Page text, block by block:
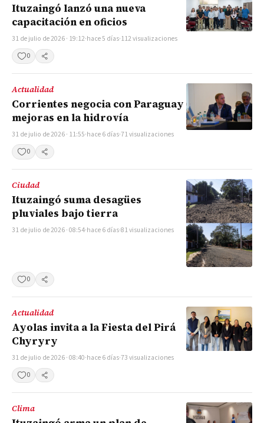
Ituzaingó lanzó una nueva
capacitación en oficios
31 de julio de 2026 · 19:12·hace 5 días·112 visualizaciones
0
Compartir
Actualidad
Corrientes negocia con Paraguay
mejoras en la hidrovía
31 de julio de 2026 · 11:55·hace 6 días·71 visualizaciones
0
Compartir
Ciudad
Ituzaingó suma desagües
pluviales bajo tierra
31 de julio de 2026 · 08:54·hace 6 días·81 visualizaciones
0 Compartir
Actualidad
Ayolas invita a la Fiesta del Pirá
Chyryry
31 de julio de 2026 · 08:40·hace 6 días·73 visualizaciones
0
Compartir
Clima